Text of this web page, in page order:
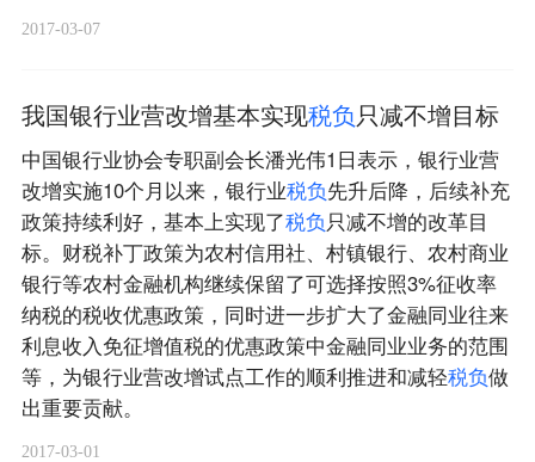
2017-03-07
我国银行业营改增基本实现税负只减不增目标
中国银行业协会专职副会长潘光伟1日表示，银行业营
改增实施10个月以来，银行业税负先升后降，后续补充
政策持续利好，基本上实现了税负 只减不增的改革目
标。财税补丁政策为农村信用社、村镇银行、农村商业
银行等农村金融机构继续保留了可选择按照3%征收率
纳税的税收优惠政策，同时进一步扩大了金融同业往来
利息收入免征增值税的优惠政策中金融同业业务的范围
等，为银行业营改增试点工作的顺利推进和减轻税负做
出重要贡献。
2017-03-01